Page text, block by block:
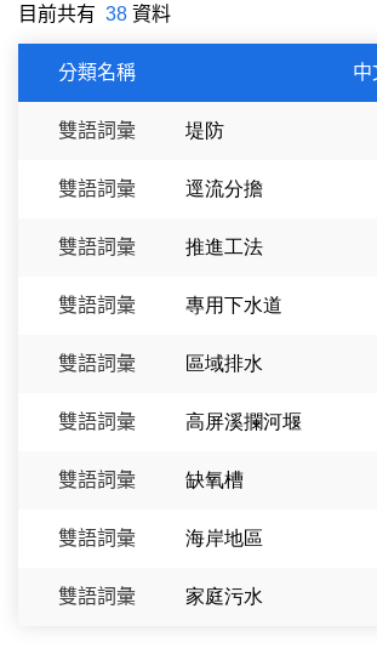
目前共有 38 資料
分類名稱
中
雙語詞彙 堤防
雙語詞彙 逕流分擔
雙語詞彙 推進工法
雙語詞彙 專用下水道
雙語詞彙 區域排水
雙語詞彙 高屏溪攔河堰
雙語詞彙 缺氧槽
雙語詞彙 海岸地區
雙語詞彙 家庭污水